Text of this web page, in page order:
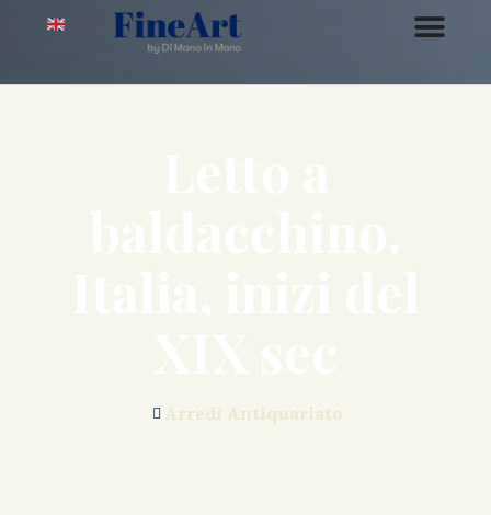
Arredi Antiquariato